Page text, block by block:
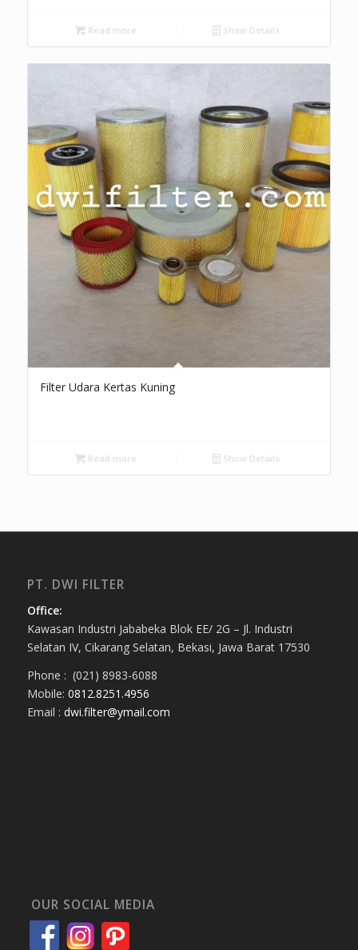
Read more Show Details
Filter Udara Kertas Kuning
Read more Show Details
PT. DWI FILTER
Office:
Kawasan Industri Jababeka Blok EE/ 2G – Jl. Industri
Selatan IV, Cikarang Selatan, Bekasi, Jawa Barat 17530
Phone : (021) 8983-6088
Mobile: 0812.8251.4956
Email : dwi.filter@ymail.com
OUR SOCIAL MEDIA